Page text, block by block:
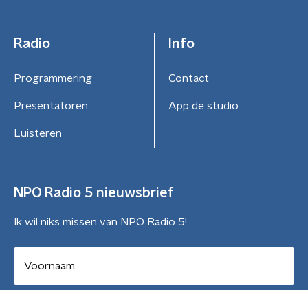
Radio
Programmering
Presentatoren
Luisteren
Info
Contact
App de studio
NPO Radio 5 nieuwsbrief
Ik wil niks missen van NPO Radio 5!